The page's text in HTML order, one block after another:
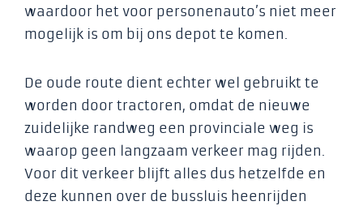
waardoor het voor personenauto’s niet meer
mogelijk is om bij ons depot te komen.
De oude route dient echter wel gebruikt te
worden door tractoren, omdat de nieuwe
zuidelijke randweg een provinciale weg is
waarop geen langzaam verkeer mag rijden.
Voor dit verkeer blijft alles dus hetzelfde en
deze kunnen over de bussluis heenrijden